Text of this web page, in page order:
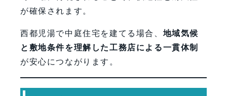
が確保されます。
西都児湯で中庭住宅を建てる場合、 地域気候
と敷地条件を理解した工務店による一貫体制
が安心につながります。